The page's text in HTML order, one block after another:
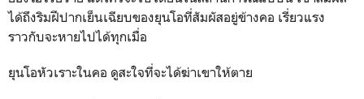
ได้ถึงริมฝีปากเย็นเฉียบของยุนโอที่สัมผัสอยู่ข้างคอ เรี่ยวแรง
ราวกับจะหายไปได้ทุกเมื่อ
ยุนโอหัวเราะในคอ ดูสะใจที่จะได้ฆ่าเขาให้ตาย